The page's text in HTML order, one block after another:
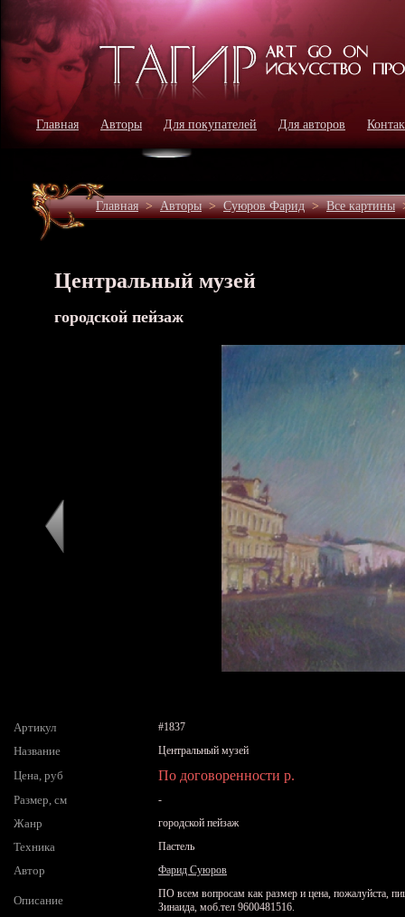
Главная Авторы Для покупателей Для авторов
Главная>Авторы>Cуюров Фарид>Все картины
Центральный музей
городской пейзаж
Артикул #1837
Название Центральный музей
Цена, руб По договоренности р.
Размер, см -
Жанр городской пейзаж
Техника Пастель
Автор Фарид Cуюров
Описание
ПО всем вопросам как размер и цена, пожалуйста,
Зинаида, моб.тел 9600481516.